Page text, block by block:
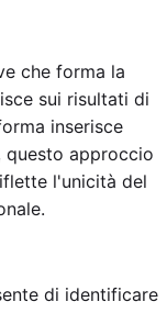
che forma la
sui risultati di
inserisce
questo approccio
l'unicità del
di identificare